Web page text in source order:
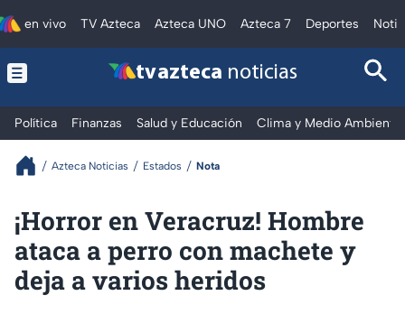
en vivo TV Azteca Azteca UNO Azteca 7 Deportes
tv azteca noticias
Política Finanzas Salud y Educación Clima y Medio Ambiente
Azteca Noticias Estados Nota
¡Horror en Veracruz! Hombre
ataca a perro con machete y
deja a varios heridos